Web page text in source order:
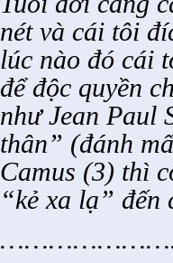
nét và cái tôi
lúc nào đó cái
để độc quyền
như Jean Paul
thân” (đánh
Camus (3) thì
“kẻ xa lạ” đến